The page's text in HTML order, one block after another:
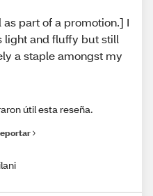
part of a promotion.] I
light and fluffy but still
a staple amongst my
útil esta reseña.